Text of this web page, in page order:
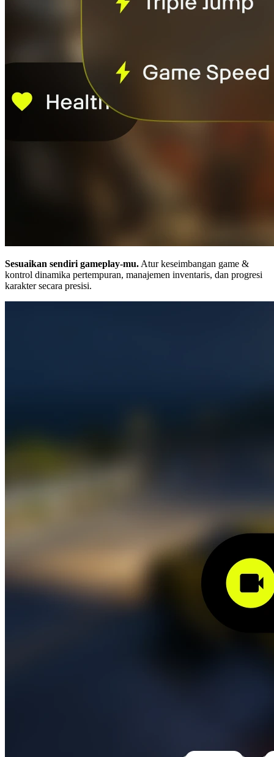
Sesuaikan sendiri gameplay-mu. Atur keseimbangan game &
kontrol dinamika pertempuran, manajemen inventaris, dan progresi
karakter secara presisi.